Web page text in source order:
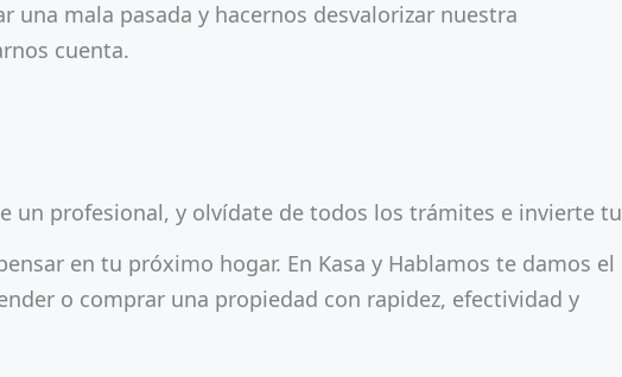
una mala pasada y hacernos desvalorizar nuestra
cuenta.
un profesional, y olvídate de todos los trámites e invierte tu
en tu próximo hogar. En Kasa y Hablamos te damos el
o comprar una propiedad con rapidez, efectividad y